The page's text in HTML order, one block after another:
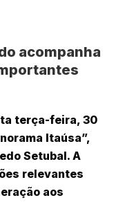
acompanha
terça-feira, 30
Itaúsa”,
Setubal. A
relevantes
aos